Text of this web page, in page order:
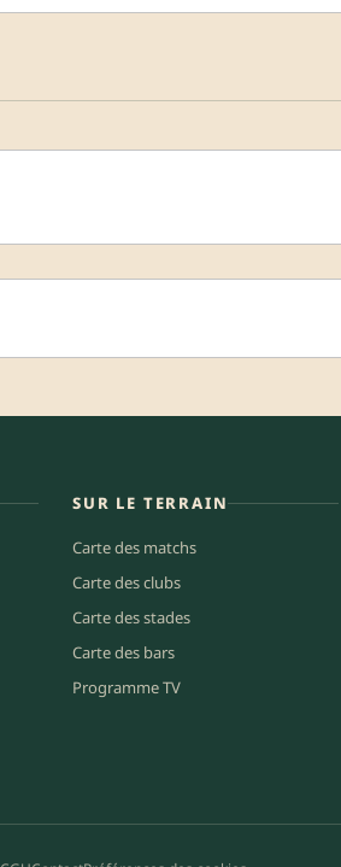
SUR LE TERRAIN
Carte des matchs
Carte des clubs
Carte des stades
Carte des bars
Programme TV